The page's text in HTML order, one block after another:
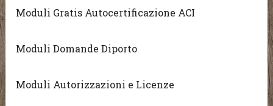
Moduli Gratis Autocertificazione ACI
Moduli Domande Diporto
Moduli Autorizzazioni e Licenze